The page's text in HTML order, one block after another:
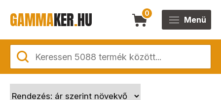
GAMMAKER.HU 0
Menü